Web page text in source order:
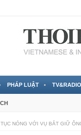
PHÁP LUẬT TV&RADIO
TỤC NÓNG VỚI VỤ BẮT GIỮ